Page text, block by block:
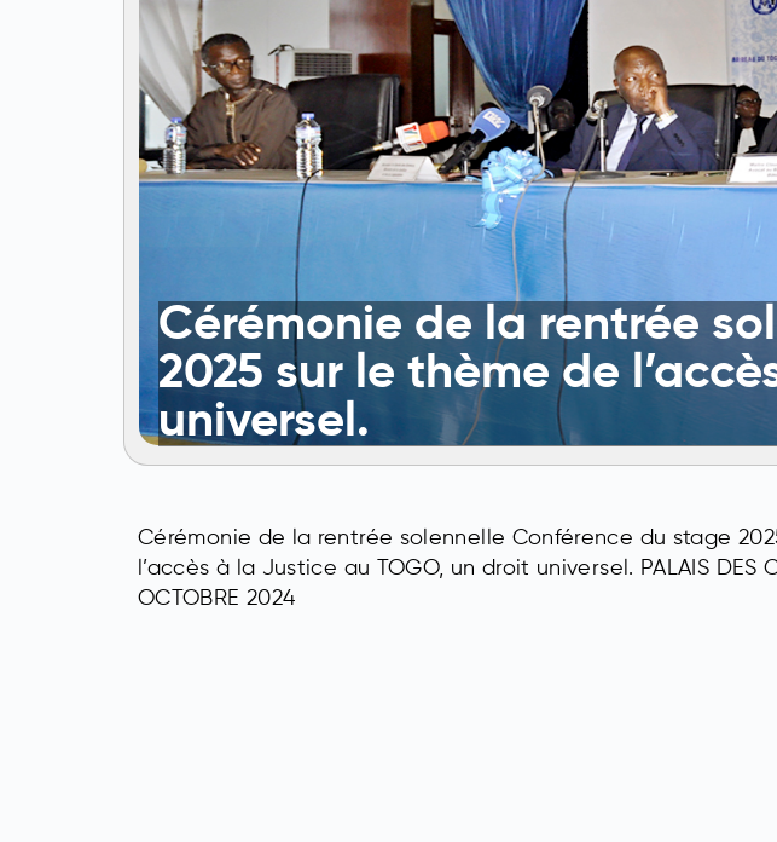
Cérémonie de la rentrée
2025 sur le thème de
universel.
Cérémonie de la rentrée solennelle Conférence du stage
l’accès à la Justice au TOGO, un droit universel. PALAIS DES
OCTOBRE 2024